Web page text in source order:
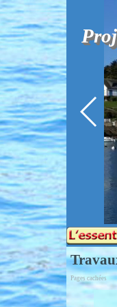
Aller au contenu
Rechercher
Pages cachées